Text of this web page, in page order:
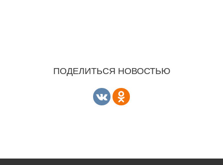
ПОДЕЛИТЬСЯ НОВОСТЬЮ